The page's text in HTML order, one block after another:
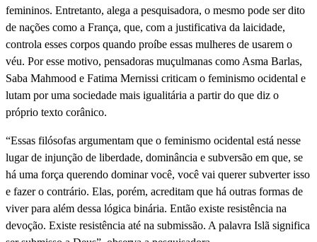
femininos. Entretanto, alega a pesquisadora, o mesmo pode ser dito
de nações como a França, que, com a justificativa da laicidade,
controla esses corpos quando proíbe essas mulheres de usarem o
véu. Por esse motivo, pensadoras muçulmanas como Asma Barlas,
Saba Mahmood e Fatima Mernissi criticam o feminismo ocidental e
lutam por uma sociedade mais igualitária a partir do que diz o
próprio texto corânico.
“Essas filósofas argumentam que o feminismo ocidental está nesse
lugar de injunção de liberdade, dominância e subversão em que, se
há uma força querendo dominar você, você vai querer subverter isso
e fazer o contrário. Elas, porém, acreditam que há outras formas de
viver para além dessa lógica binária. Então existe resistência na
devoção. Existe resistência até na submissão. A palavra Islã significa